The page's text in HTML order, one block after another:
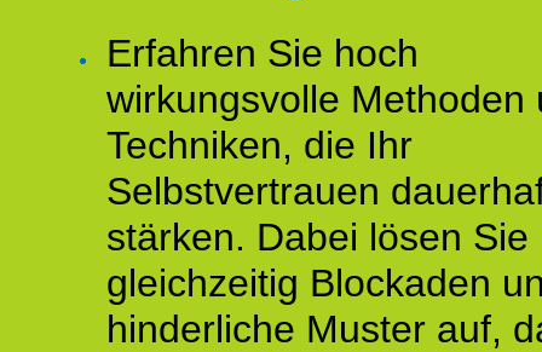
Erfahren Sie hoch
wirkungsvolle Methoden
Techniken, die Ihr
Selbstvertrauen
stärken. Dabei lösen Sie
gleichzeitig Blockaden
hinderliche Muster auf,